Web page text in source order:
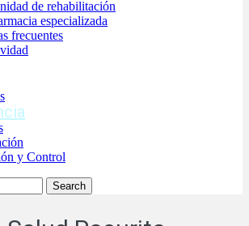
de rehabilitación
especializada
frecuentes
y Control